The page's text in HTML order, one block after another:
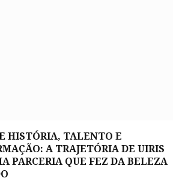
HISTÓRIA, TALENTO E
A TRAJETÓRIA DE UIRIS
PARCERIA QUE FEZ DA BELEZA